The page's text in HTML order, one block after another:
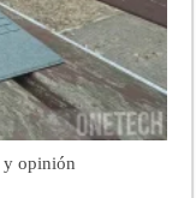
y opinión